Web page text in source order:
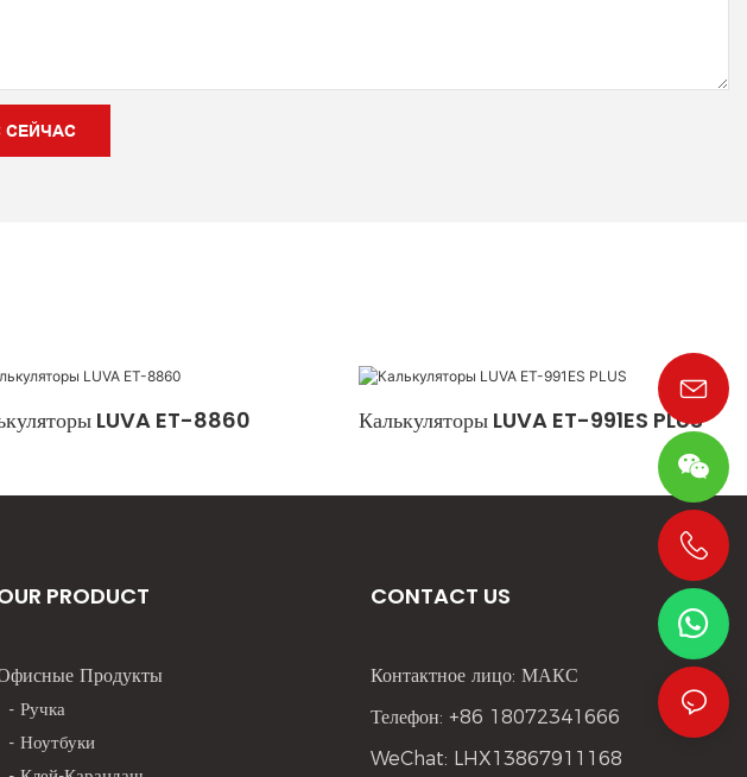
СЕЙЧАС
LUVA ET-8860 Калькуляторы LUVA ET-991ES PLUS
PRODUCT
Продукты
- Ручка
- Ноутбуки
CONTACT US
Контактное лицо: МАКС
Телефон: +86 18072341666
WeChat: LHX13867911168